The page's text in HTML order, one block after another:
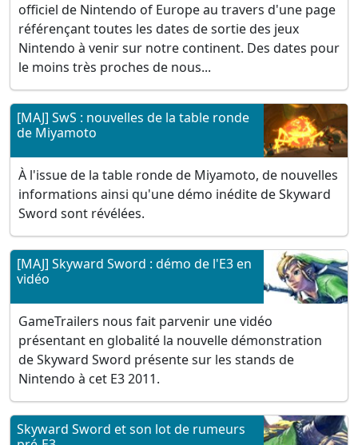
officiel de Nintendo of Europe au travers d'une page
référençant toutes les dates de sortie des jeux
Nintendo à venir sur notre continent. Des dates pour
le moins très proches de nous...
[MAJ] SwS : nouvelles de la table ronde
de Miyamoto
À l'issue de la table ronde de Miyamoto, de nouvelles
informations ainsi qu'une démo inédite de Skyward
Sword sont révélées.
[MAJ] Skyward Sword : démo de l'E3 en
vidéo
GameTrailers nous fait parvenir une vidéo
présentant en globalité la nouvelle démonstration
de Skyward Sword présente sur les stands de
Nintendo à cet E3 2011.
Skyward Sword et son lot de rumeurs